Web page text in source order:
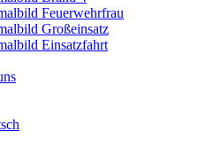
Feuerwehrfrau
Großeinsatz
Einsatzfahrt